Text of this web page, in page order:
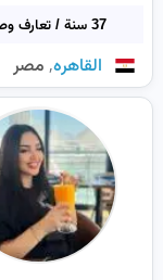
37 سنة / تعارف وصداقة
القاهره, مصر